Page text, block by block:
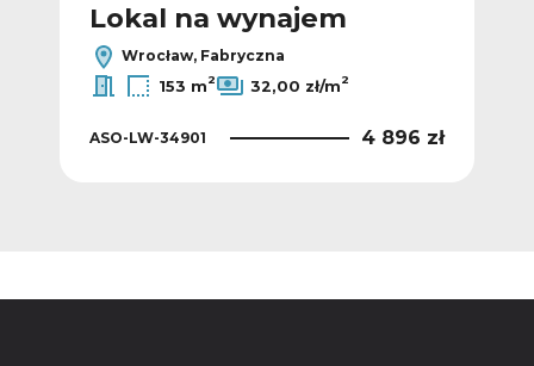
Lokal na wynajem
Wrocław, Fabryczna
153 m2 32,00 zł/m2
ASO-LW-34901 4 896 zł